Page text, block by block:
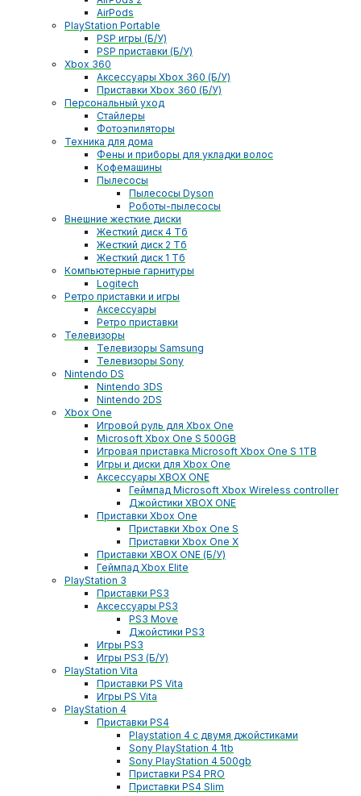
AirPods
PlayStation Portable
PSP игры (Б/У)
PSP приставки (Б/У)
Xbox 360
Аксессуары Xbox 360 (Б/У)
Приставки Xbox 360 (Б/У)
Персональный уход
Стайлеры
Фотоэпиляторы
Техника для дома
Фены и приборы для укладки волос
Кофемашины
Пылесосы
Пылесосы Dyson
Роботы-пылесосы
Внешние жесткие диски
Жесткий диск 4 Тб
Жесткий диск 2 Тб
Жесткий диск 1 Тб
Компьютерные гарнитуры
Logitech
Ретро приставки и игры
Аксессуары
Ретро приставки
Телевизоры
Телевизоры Samsung
Телевизоры Sony
Nintendo DS
Nintendo 3DS
Nintendo 2DS
Xbox One
Игровой руль для Xbox One
Microsoft Xbox One S 500GB
Игровая приставка Microsoft Xbox One S 1TB
Игры и диски для Xbox One
Аксессуары XBOX ONE
Геймпад Microsoft Xbox Wireless controller
Джойстики XBOX ONE
Приставки Xbox One
Приставки Xbox One S
Приставки Xbox One X
Приставки XBOX ONE (Б/У)
Геймпад Xbox Elite
PlayStation 3
Приставки PS3
Аксессуары PS3
PS3 Move
Джойстики PS3
Игры PS3
Игры PS3 (Б/У)
PlayStation Vita
Приставки PS Vita
Игры PS Vita
PlayStation 4
Приставки PS4
Playstation 4 с двумя джойстиками
Sony PlayStation 4 1tb
Sony PlayStation 4 500gb
Приставки PS4 PRO
Приставки PS4 Slim